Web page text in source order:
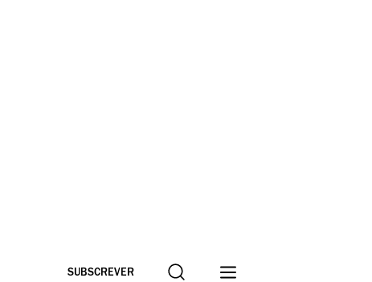
SUBSCREVER Procurar